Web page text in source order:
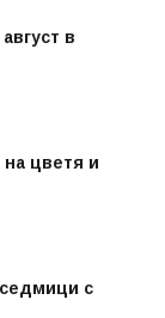
в
цветя и
седмици с